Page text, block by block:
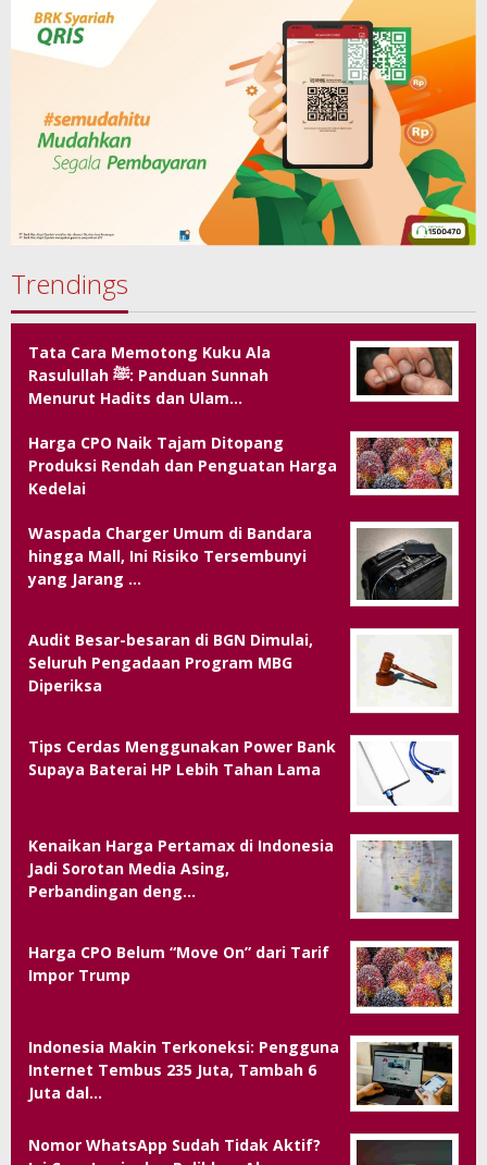
Trendings
Tata Cara Memotong Kuku Ala
Rasulullah ﷺ: Panduan Sunnah
Menurut Hadits dan Ulam…
Harga CPO Naik Tajam Ditopang
Produksi Rendah dan Penguatan Harga
Kedelai
Waspada Charger Umum di Bandara
hingga Mall, Ini Risiko Tersembunyi
yang Jarang …
Audit Besar-besaran di BGN Dimulai,
Seluruh Pengadaan Program MBG
Diperiksa
Tips Cerdas Menggunakan Power Bank
Supaya Baterai HP Lebih Tahan Lama
Kenaikan Harga Pertamax di Indonesia
Jadi Sorotan Media Asing,
Perbandingan deng…
Harga CPO Belum “Move On” dari Tarif
Impor Trump
Indonesia Makin Terkoneksi: Pengguna
Internet Tembus 235 Juta, Tambah 6
Juta dal…
Nomor WhatsApp Sudah Tidak Aktif?